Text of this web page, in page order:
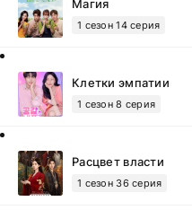
Магия
1 сезон 14 серия
Клетки эмпатии
1 сезон 8 серия
Расцвет власти
1 сезон 36 серия